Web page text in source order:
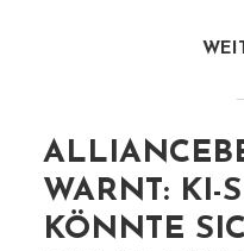
WARNT: KI-
KÖNNTE